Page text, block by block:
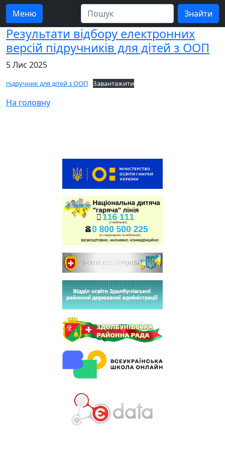
Меню
Результати відбору електронних
версій підручників для дітей з ООП
5 Лис 2025
підручник для дітей з ООП Завантажити
На головну